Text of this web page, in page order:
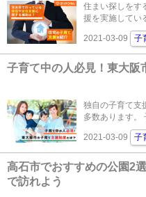
住まい探しをす
援を実施してい
2021-03-09 子
子育て中の人必見！東大阪
独自の子育て支
多数あります。
2021-03-09 子
高石市でおすすめの公園2
で訪れよう